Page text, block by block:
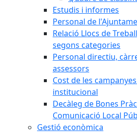
Estudis i informes
Personal de
Relació Llocs de
segons categories
Personal directiu,
assessors
Cost de les
institucional
Decàleg de Bones
Comunicació Local
Gestió econòmica